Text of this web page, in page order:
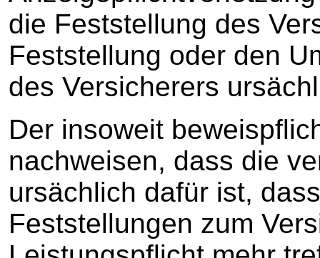
die Feststellung des
Feststellung oder den
des Versicherers
Der insoweit
nachweisen, dass die
ursächlich dafür ist,
Feststellungen zum